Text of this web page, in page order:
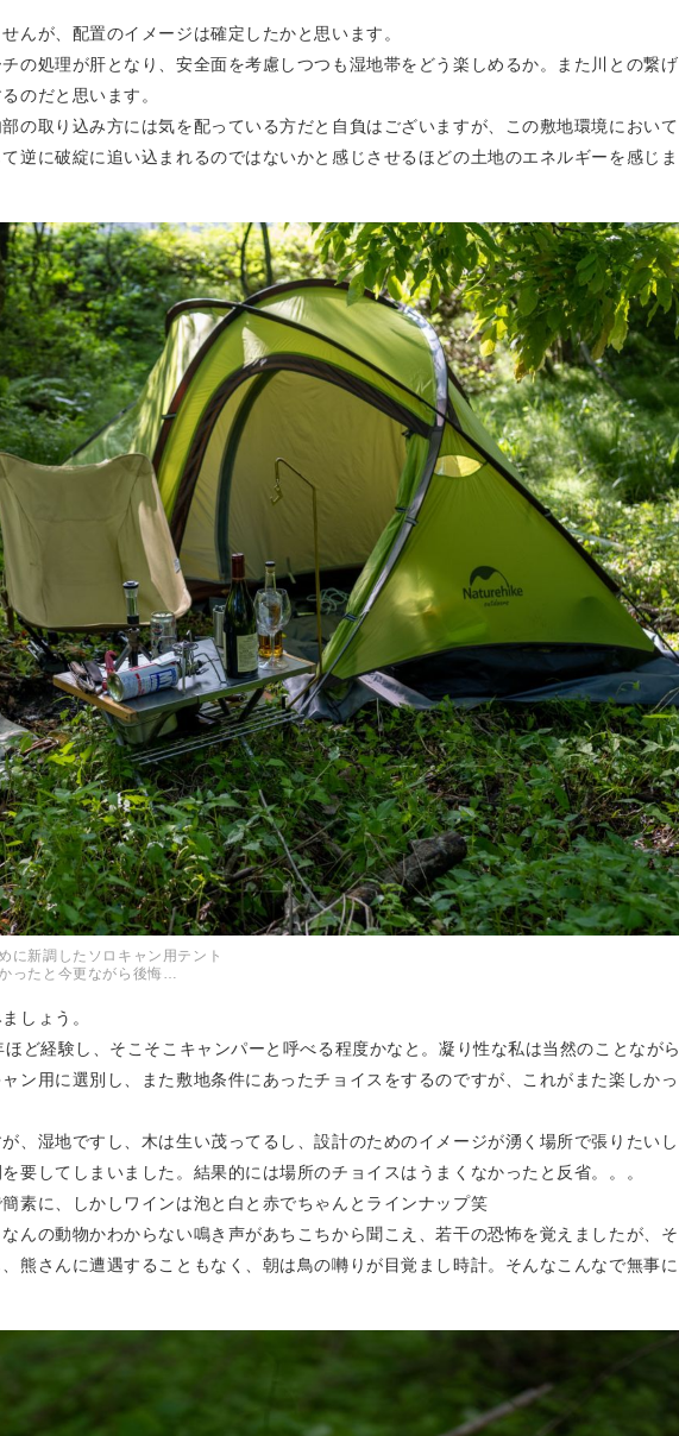
んが、配置のイメージは確定したかと思います。
の処理が肝となり、安全面を考慮しつつも湿地帯をどう楽しめるか。また川との繋げ
のだと思います。
の取り込み方には気を配っている方だと自負はございますが、この敷地環境において
逆に破綻に追い込まれるのではないかと感じさせるほどの土地のエネルギーを感じま
に新調したソロキャン用テント
ったと今更ながら後悔…
しょう。
ど経験し、そこそこキャンパーと呼べる程度かなと。凝り性な私は当然のことながら
ン用に選別し、また敷地条件にあったチョイスをするのですが、これがまた楽しかっ
、湿地ですし、木は生い茂ってるし、設計のためのイメージが湧く場所で張りたいし
要してしまいました。結果的には場所のチョイスはうまくなかったと反省。。。
素に、しかしワインは泡と白と赤でちゃんとラインナップ笑
んの動物かわからない鳴き声があちこちから聞こえ、若干の恐怖を覚えましたが、そ
熊さんに遭遇することもなく、朝は鳥の囀りが目覚まし時計。そんなこんなで無事に